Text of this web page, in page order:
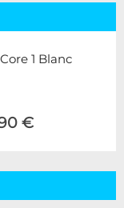
1 Blanc
€